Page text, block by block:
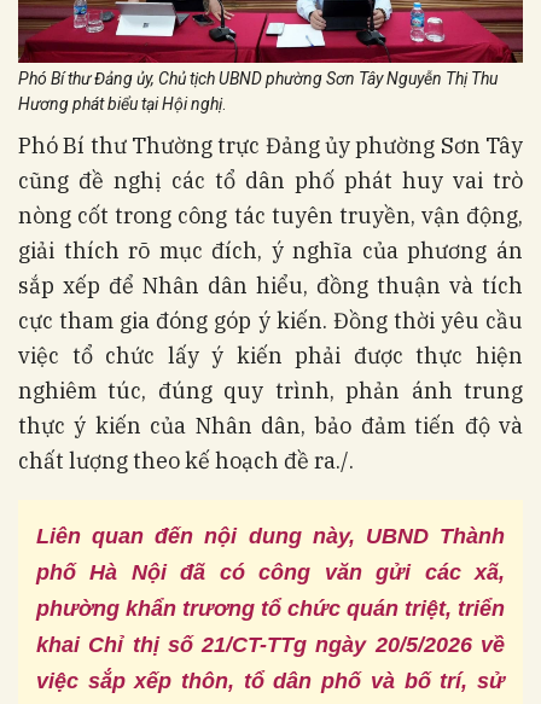
Phó Bí thư Đảng ủy, Chủ tịch UBND phường Sơn Tây Nguyễn Thị Thu
Hương phát biểu tại Hội nghị.
Phó Bí thư Thường trực Đảng ủy phường Sơn Tây
cũng đề nghị các tổ dân phố phát huy vai trò
nòng cốt trong công tác tuyên truyền, vận động,
giải thích rõ mục đích, ý nghĩa của phương án
sắp xếp để Nhân dân hiểu, đồng thuận và tích
cực tham gia đóng góp ý kiến. Đồng thời yêu cầu
việc tổ chức lấy ý kiến phải được thực hiện
nghiêm túc, đúng quy trình, phản ánh trung
thực ý kiến của Nhân dân, bảo đảm tiến độ và
chất lượng theo kế hoạch đề ra./.
Liên quan đến nội dung này, UBND Thành
phố Hà Nội đã có công văn gửi các xã,
phường khẩn trương tổ chức quán triệt, triển
khai Chỉ thị số 21/CT-TTg ngày 20/5/2026 về
việc sắp xếp thôn, tổ dân phố và bố trí, sử